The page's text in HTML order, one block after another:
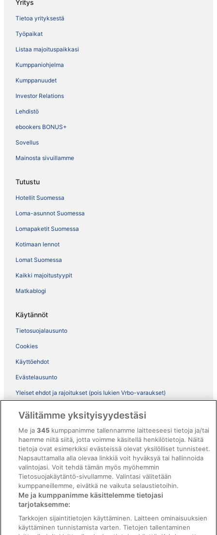
Yritys
Tietoa yrityksestä
Työpaikat
Listaa majoituspaikkasi
Kumppaniohjelma
Kumppanuudet
Investor Relations
Lehdistö
ebookers BONUS+
Sovellus
Mainosta sivuillamme
Tutustu
Hotellit Suomessa
Loma-asunnot Suomessa
Lomapaketit Suomessa
Kotimaan lennot
Lomat Suomessa
Kaikki majoitustyypit
Matkablogi
Käytännöt
Tietosuojalausunto
Cookies
Käyttöehdot
Evästelausunto
Yleiset ehdot ja rajoitukset (pois lukien Vrbo-varaukset)
ebookers BONUS+ -ohjelman ehdot
Oikeudelliset tiedot / ota meihin yhteyttä
Sisältövaatimukset ja ilmoituksen tekeminen sisällöstä
Tuki
Ota yhteyttä
Varauksen muuttaminen tai peruuttaminen
Välitämme yksityisyydestäsi
Me ja345 kumppanimme tallennamme laitteeseesi tietoja ja/tai
haemme niitä siitä, jotta voimme käsitellä henkilötietoja. Näitä
tietoja ovat esimerkiksi evästeissä olevat yksilölliset tunnisteet.
Napsauttamalla alla olevaa linkkiä voit hyväksyä tai hallinnoida
valintojasi. Voit tehdä tämän myös myöhemmin
Tietosuojakäytäntö-sivullamme. Valintasi välitetään
kumppaneillemme, eivätkä ne vaikuta selaustietoihin.
Me ja kumppanimme käsittelemme tietojasi
tarjotaksemme:
Tarkkojen sijaintitietojen käyttäminen. Laitteen ominaisuuksien
käyttäminen tunnistamista varten. Tietojen tallentaminen